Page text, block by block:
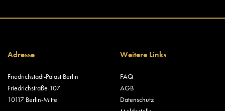
Adresse
Friedrichstadt-Palast Berlin
Friedrichstraße 107
10117 Berlin-Mitte
Weitere Links
FAQ
AGB
Datenschutz